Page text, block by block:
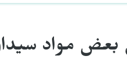
مواد سيداو